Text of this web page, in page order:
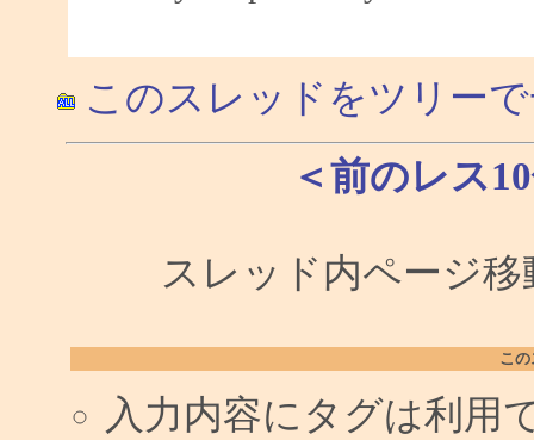
このスレッドをツリー
＜前のレス
スレッド内ページ
こ
入力内容にタグは利用